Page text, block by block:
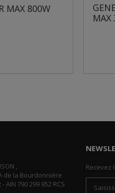
MAX 800W
MAX
,
de la Bourdonnière
AIN 790 299 952 RCS
Recevez